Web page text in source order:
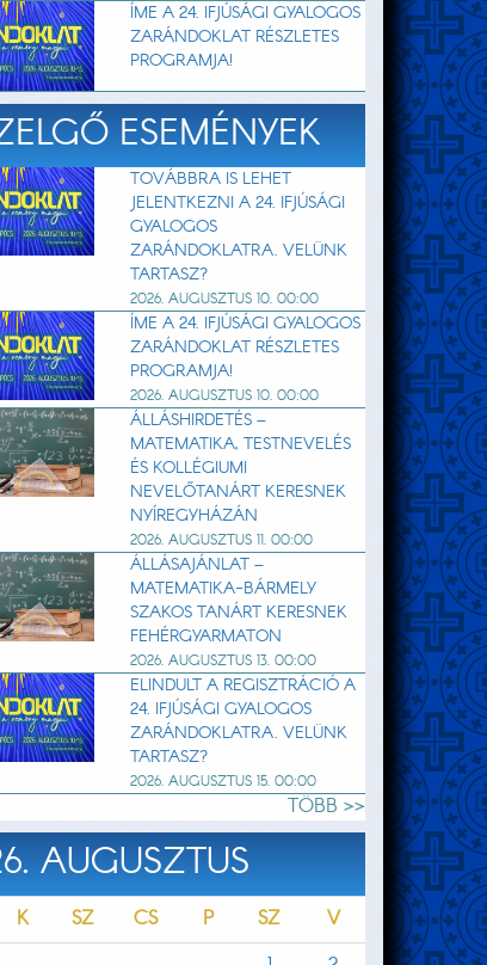
ÍME A 24. IFJÚSÁGI GYALOGOS
ZARÁNDOKLAT RÉSZLETES
PROGRAMJA!
ESEMÉNYEK
TOVÁBBRA IS LEHET
JELENTKEZNI A 24. IFJÚSÁGI
GYALOGOS
ZARÁNDOKLATRA. VELÜNK
TARTASZ?
2026. AUGUSZTUS 10. 00:00
ÍME A 24. IFJÚSÁGI GYALOGOS
ZARÁNDOKLAT RÉSZLETES
PROGRAMJA!
2026. AUGUSZTUS 10. 00:00
ÁLLÁSHIRDETÉS –
MATEMATIKA, TESTNEVELÉS
ÉS KOLLÉGIUMI
NEVELŐTANÁRT KERESNEK
NYÍREGYHÁZÁN
2026. AUGUSZTUS 11. 00:00
ÁLLÁSAJÁNLAT –
MATEMATIKA-BÁRMELY
SZAKOS TANÁRT KERESNEK
FEHÉRGYARMATON
2026. AUGUSZTUS 13. 00:00
ELINDULT A REGISZTRÁCIÓ A
24. IFJÚSÁGI GYALOGOS
ZARÁNDOKLATRA. VELÜNK
TARTASZ?
2026. AUGUSZTUS 15. 00:00
TÖBB >>
AUGUSZTUS
K SZ CS P SZ
V